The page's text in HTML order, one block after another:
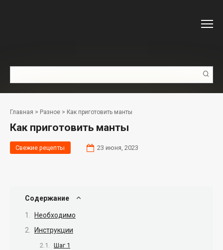
Главная > Разное > Как приготовить манты
Как приготовить манты
Свежие рецепты 23 июня, 2023
Содержание
Необходимо
Инструкции
Шаг 1